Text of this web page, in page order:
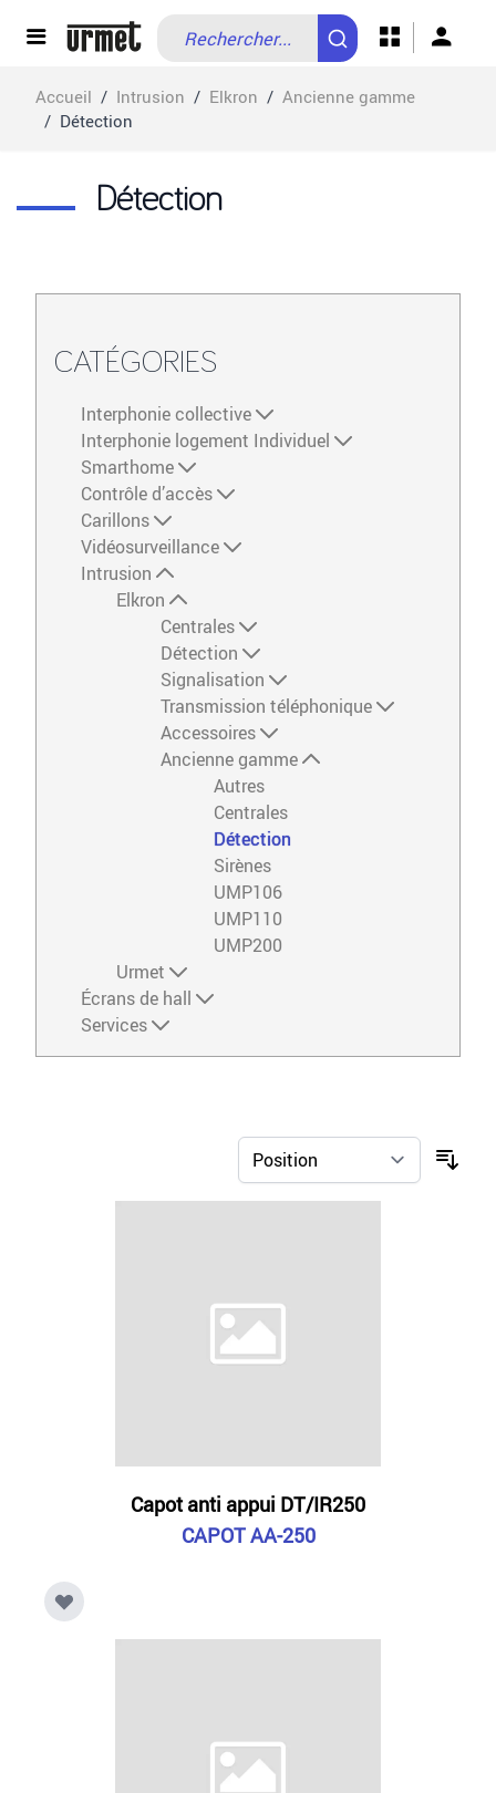
Allez au contenu
Accueil / Intrusion / Elkron / Ancienne gamme
/ Détection
Détection
CATÉGORIES
Interphonie collective
Interphonie logement Individuel
Smarthome
Contrôle d’accès
Carillons
Vidéosurveillance
Intrusion
Elkron
Centrales
Détection
Signalisation
Transmission téléphonique
Accessoires
Ancienne gamme
Autres
Centrales
Détection
Sirènes
UMP106
UMP110
UMP200
Urmet
Écrans de hall
Services
Capot anti appui DT/IR250
CAPOT AA-250